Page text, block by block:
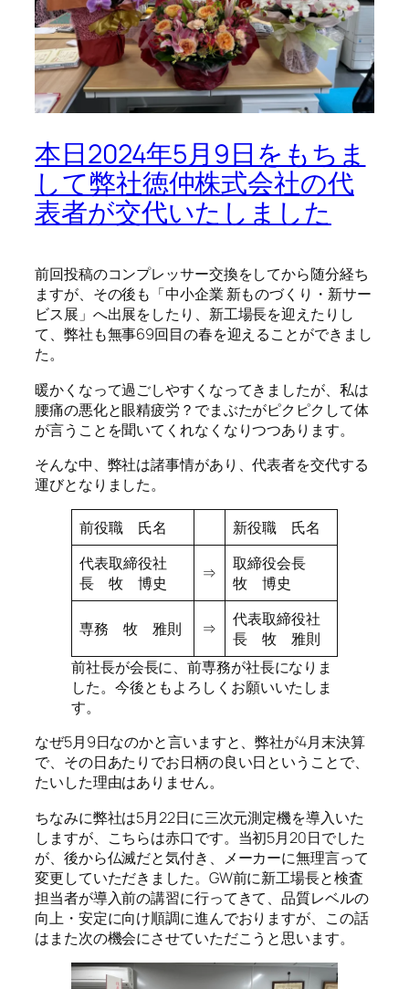
本日2024年5月9日をもちま
して弊社徳仲株式会社の代
表者が交代いたしました
前回投稿のコンプレッサー交換をしてから随分経ち
ますが、その後も「中小企業 新ものづくり・新サー
ビス展」へ出展をしたり、新工場長を迎えたりし
て、弊社も無事69回目の春を迎えることができまし
た。
暖かくなって過ごしやすくなってきましたが、私は
腰痛の悪化と眼精疲労？でまぶたがピクピクして体
が言うことを聞いてくれなくなりつつあります。
そんな中、弊社は諸事情があり、代表者を交代する
運びとなりました。
前役職 氏名
新役職 氏名
代表取締役社
長 牧 博史
⇒
取締役会長
牧 博史
専務 牧 雅則 ⇒
代表取締役社
長 牧 雅則
前社長が会長に、前専務が社長になりま
した。今後ともよろしくお願いいたしま
す。
なぜ5月9日なのかと言いますと、弊社が4月末決算
で、その日あたりでお日柄の良い日ということで、
たいした理由はありません。
ちなみに弊社は5月22日に三次元測定機を導入いた
しますが、こちらは赤口です。当初5月20日でした
が、後から仏滅だと気付き、メーカーに無理言って
変更していただきました。GW前に新工場長と検査
担当者が導入前の講習に行ってきて、品質レベルの
向上・安定に向け順調に進んでおりますが、この話
はまた次の機会にさせていただこうと思います。